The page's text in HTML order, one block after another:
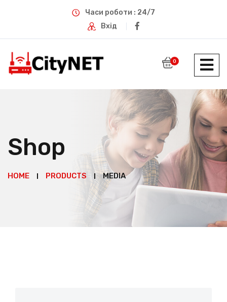
Часи роботи : 24/7
Вхід
0
Shop
HOME PRODUCTS MEDIA